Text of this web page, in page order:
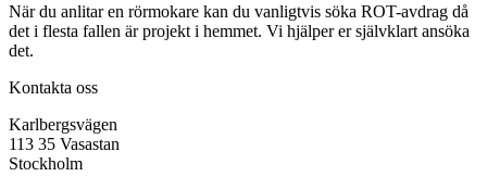
När du anlitar en rörmokare kan du vanligtvis söka ROT-avdrag då
det i flesta fallen är projekt i hemmet. Vi hjälper er självklart ansöka
det.
Kontakta oss
Karlbergsvägen
113 35 Vasastan
Stockholm